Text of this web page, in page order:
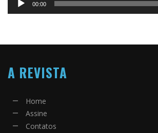
00:00
A REVISTA
Home
Assine
Contatos